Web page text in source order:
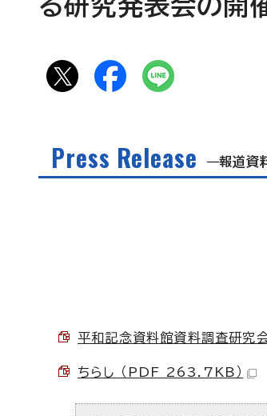
る研究発表会の開
Press Release 報道資
平和記念資料館資料調査研究
ちらし （PDF 263.7KB）